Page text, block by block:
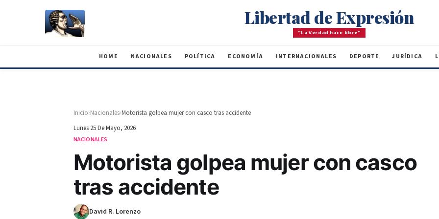
Libertad de Expresión
"La Verdad hace libre"
HOME NACIONALES POLÍTICA ECONOMÍA INTERNACIONALES DEPORTE JURÍDICA
Inicio›Nacionales›Motorista golpea mujer con casco tras accidente
Lunes 25 De Mayo, 2026
NACIONALES
Motorista golpea mujer con casco
tras accidente
David R. Lorenzo